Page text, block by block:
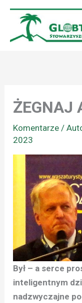
Przejdź
treści
ŻEGNAJ
Komentarze /
2023
Był – a serce
inteligentnym
nadzwyczajne